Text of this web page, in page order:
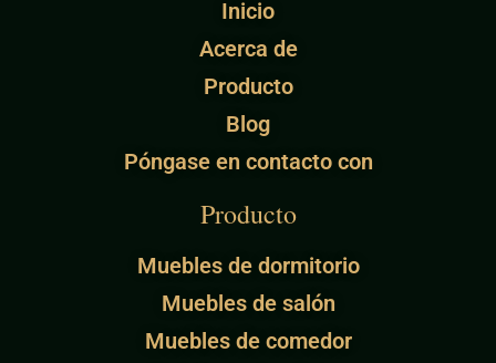
Inicio
Acerca de
Producto
Blog
Póngase en contacto con
Producto
Muebles de dormitorio
Muebles de salón
Muebles de comedor